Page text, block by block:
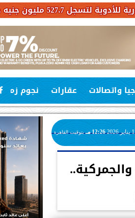
2025-2026
واتصالات عقارات نجوم زمان
12:26 مـ بتوقيت القاهرة
والجمركية..